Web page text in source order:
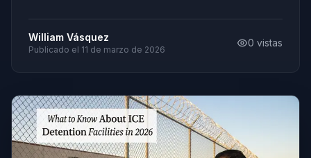
William Vásquez
Publicado el 11 de marzo de 2026
0 vistas